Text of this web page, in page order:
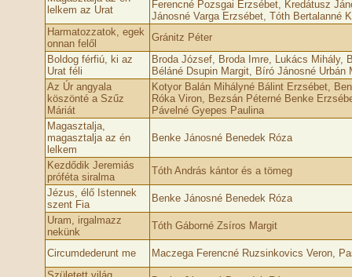
lelkem az Urat
Ferencné Pozsgai Erzsébet, Kredátusz
Jánosné Varga Erzsébet, Tóth Bertalanné
Harmatozzatok, egek
onnan felől
Gránitz Péter
Boldog férfiú, ki az
Urat féli
Broda József, Broda Imre, Lukács Mihály,
Béláné Dsupin Margit, Bíró Jánosné Urbán
Az Úr angyala
köszönté a Szűz
Máriát
Kotyor Balán Mihályné Bálint Erzsébet,
Róka Viron, Bezsán Péterné Benke
Pávelné Gyepes Paulina
Magasztalja,
magasztalja az én
lelkem
Benke Jánosné Benedek Róza
Kezdődik Jeremiás
próféta siralma
Tóth András kántor és a tömeg
Jézus, élő Istennek
szent Fia
Benke Jánosné Benedek Róza
Uram, irgalmazz
nekünk
Tóth Gáborné Zsíros Margit
Circumdederunt me
Maczega Ferencné Ruzsinkovics Veron,